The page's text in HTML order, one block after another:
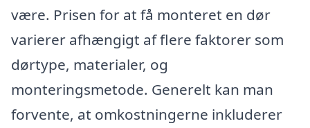
være. Prisen for at få monteret en dør
varierer afhængigt af flere faktorer som
dørtype, materialer, og
monteringsmetode. Generelt kan man
forvente, at omkostningerne inkluderer